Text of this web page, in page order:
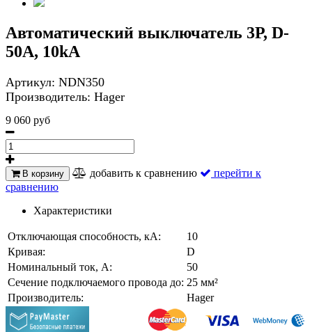
Автоматический выключатель 3Р, D-
50A, 10kA
Артикул: NDN350
Производитель: Hager
9 060 руб
В корзину добавить к сравнению
перейти к
сравнению
Характеристики
Отключающая способность, кА:
10
Кривая:
D
Номинальный ток, A:
50
Сечение подключаемого провода до: 25 мм²
Производитель:
Hager